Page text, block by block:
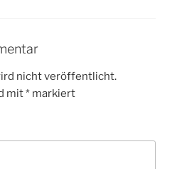
nicht veröffentlicht.
mit* markiert